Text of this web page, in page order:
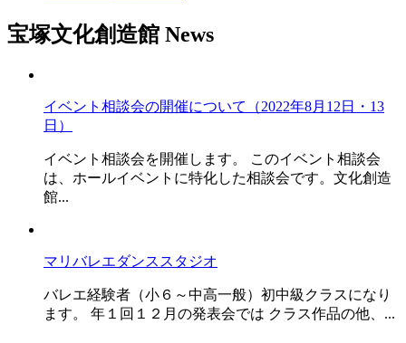
宝塚文化創造館 News
イベント相談会の開催について（2022年8月12日・13
日）
イベント相談会を開催します。 このイベント相談会
は、ホールイベントに特化した相談会です。文化創造
館...
マリバレエダンススタジオ
バレエ経験者（小６～中高一般）初中級クラスになり
ます。 年１回１２月の発表会では クラス作品の他、...